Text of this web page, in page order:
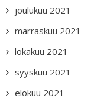
joulukuu 2021
marraskuu 2021
lokakuu 2021
syyskuu 2021
elokuu 2021